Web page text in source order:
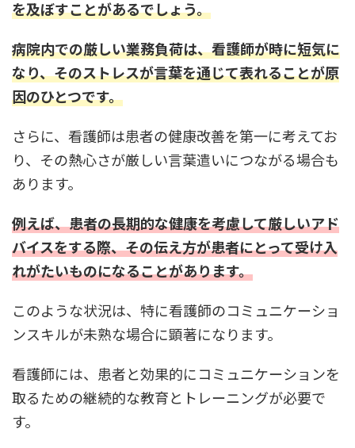
を及ぼすことがあるでしょう。
病院内での厳しい業務負荷は、看護師が時に短気に
なり、そのストレスが言葉を通じて表れることが原
因のひとつです。
さらに、看護師は患者の健康改善を第一に考えてお
り、その熱心さが厳しい言葉遣いにつながる場合も
あります。
例えば、患者の長期的な健康を考慮して厳しいアド
バイスをする際、その伝え方が患者にとって受け入
れがたいものになることがあります。
このような状況は、特に看護師のコミュニケーショ
ンスキルが未熟な場合に顕著になります。
看護師には、患者と効果的にコミュニケーションを
取るための継続的な教育とトレーニングが必要で
す。